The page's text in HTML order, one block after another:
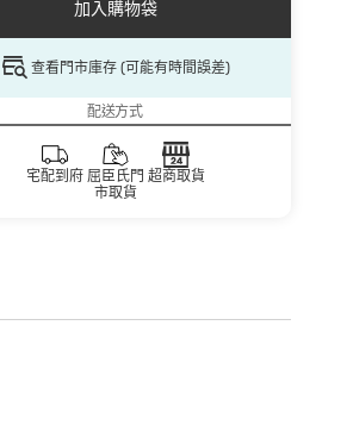
加入購物袋
查看門市庫存 (可能有時間誤差)
配送方式
宅配到府 屈臣氏門
市取貨
超商取貨